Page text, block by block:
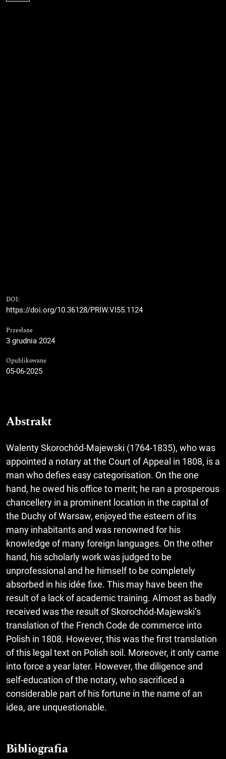
DOI:
https://doi.org/10.36128/PRIW.VI55.1124
Przesłane
3 grudnia 2024
Opublikowane
05-06-2025
Abstrakt
Walenty Skorochód-Majewski (1764-1835), who was
appointed a notary at the Court of Appeal in 1808, is a
man who defies easy categorisation. On the one
hand, he owed his office to merit; he ran a prosperous
chancellery in a prominent location in the capital of
the Duchy of Warsaw, enjoyed the esteem of its
many inhabitants and was renowned for his
knowledge of many foreign languages. On the other
hand, his scholarly work was judged to be
unprofessional and he himself to be completely
absorbed in his idée fixe. This may have been the
result of a lack of academic training. Almost as badly
received was the result of Skorochód-Majewski’s
translation of the French Code de commerce into
Polish in 1808. However, this was the first translation
of this legal text on Polish soil. Moreover, it only came
into force a year later. However, the diligence and
self-education of the notary, who sacrificed a
considerable part of his fortune in the name of an
idea, are unquestionable.
Bibliografia